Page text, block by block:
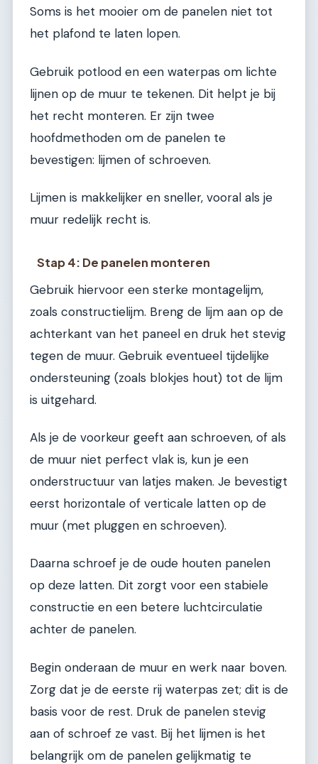
Soms is het mooier om de panelen niet tot
het plafond te laten lopen.
Gebruik potlood en een waterpas om lichte
lijnen op de muur te tekenen. Dit helpt je bij
het recht monteren. Er zijn twee
hoofdmethoden om de panelen te
bevestigen: lijmen of schroeven.
Lijmen is makkelijker en sneller, vooral als je
muur redelijk recht is.
Stap 4: De panelen monteren
Gebruik hiervoor een sterke montagelijm,
zoals constructielijm. Breng de lijm aan op de
achterkant van het paneel en druk het stevig
tegen de muur. Gebruik eventueel tijdelijke
ondersteuning (zoals blokjes hout) tot de lijm
is uitgehard.
Als je de voorkeur geeft aan schroeven, of als
de muur niet perfect vlak is, kun je een
onderstructuur van latjes maken. Je bevestigt
eerst horizontale of verticale latten op de
muur (met pluggen en schroeven).
Daarna schroef je de oude houten panelen
op deze latten. Dit zorgt voor een stabiele
constructie en een betere luchtcirculatie
achter de panelen.
Begin onderaan de muur en werk naar boven.
Zorg dat je de eerste rij waterpas zet; dit is de
basis voor de rest. Druk de panelen stevig
aan of schroef ze vast. Bij het lijmen is het
belangrijk om de panelen gelijkmatig te